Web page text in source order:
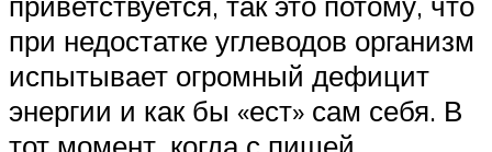
при недостатке углеводов организм
испытывает огромный дефицит
энергии и как бы «ест» сам себя. В